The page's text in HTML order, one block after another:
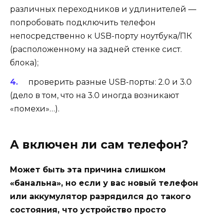
различных переходников и удлинителей —
попробовать подключить телефон
непосредственно к USB-порту ноутбука/ПК
(расположенному на задней стенке сист.
блока);
проверить разные USB-порты: 2.0 и 3.0
(дело в том, что на 3.0 иногда возникают
«помехи»…).
А включен ли сам телефон?
Может быть эта причина слишком
«банальна», но если у вас новый телефон
или аккумулятор разрядился до такого
состояния, что устройство просто